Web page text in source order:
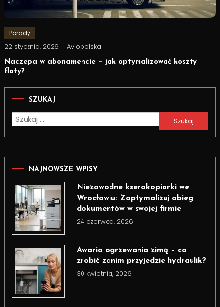
Porady
22 stycznia, 2026 Aviopolska
Naczepa w abonamencie – jak optymalizować koszty
floty?
SZUKAJ
Szukaj:
NAJNOWSZE WPISY
Niezawodne kserokopiarki we
Wrocławiu: Zoptymalizuj obieg
dokumentów w swojej firmie
24 czerwca, 2026
Awaria ogrzewania zimą – co
zrobić zanim przyjedzie hydraulik?
30 kwietnia, 2026